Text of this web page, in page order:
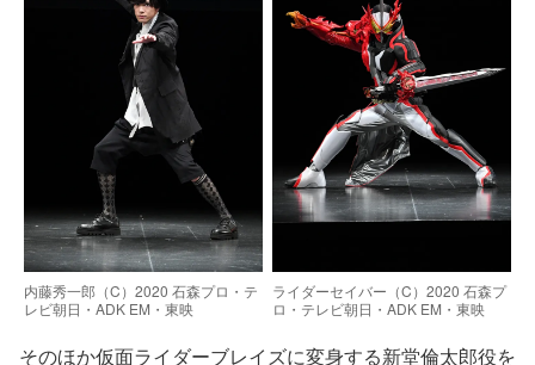
内藤秀一郎（C）2020 石森プロ・テ
レビ朝日・ADK EM・東映
ライダーセイバー（C）2020 石森プ
ロ・テレビ朝日・ADK EM・東映
そのほか仮面ライダーブレイズに変身する新堂倫太郎役を